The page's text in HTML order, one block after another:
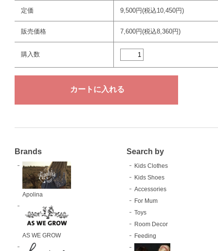
定価 9,500円(税込10,450円)
販売価格 7,600円(税込8,360円)
購入数
Brands
Apolina
AS WE GROW
Search by
Kids Clothes
Kids Shoes
Accessories
For Mum
Toys
Room Decor
Feeding